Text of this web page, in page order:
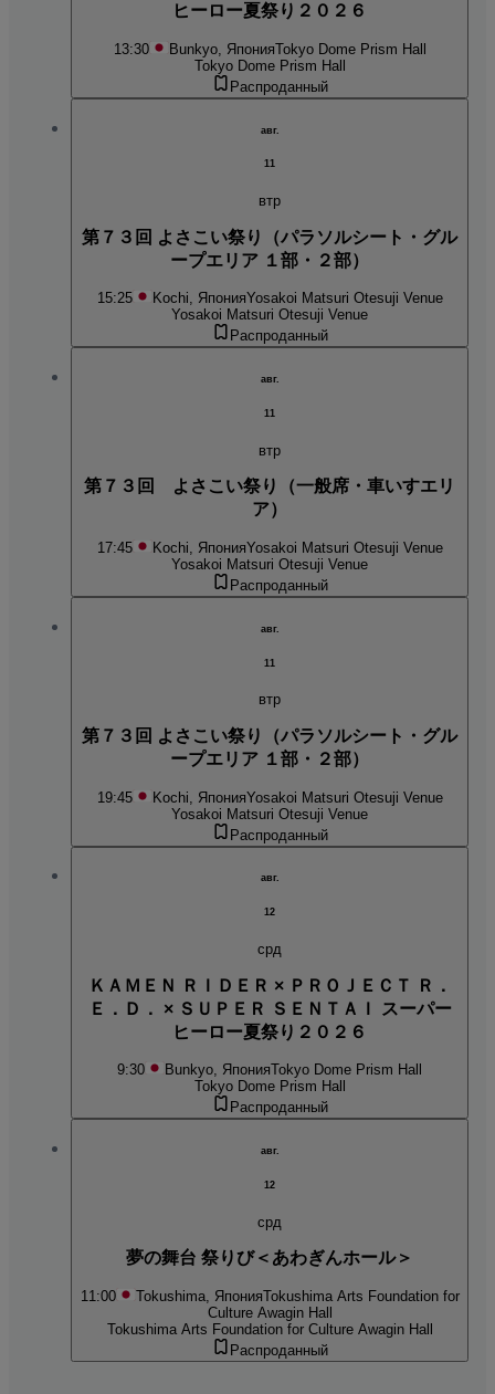
ヒーロー夏祭り２０２６
13:30 Bunkyo, ЯпонияTokyo Dome Prism Hall
Tokyo Dome Prism Hall
Распроданный
авг.
11
втр
第７３回 よさこい祭り（パラソルシート・グル
ープエリア １部・２部）
15:25 Kochi, ЯпонияYosakoi Matsuri Otesuji Venue
Yosakoi Matsuri Otesuji Venue
Распроданный
авг.
11
втр
第７３回 よさこい祭り（一般席・車いすエリ
ア）
17:45 Kochi, ЯпонияYosakoi Matsuri Otesuji Venue
Yosakoi Matsuri Otesuji Venue
Распроданный
авг.
11
втр
第７３回 よさこい祭り（パラソルシート・グル
ープエリア １部・２部）
19:45 Kochi, ЯпонияYosakoi Matsuri Otesuji Venue
Yosakoi Matsuri Otesuji Venue
Распроданный
авг.
12
срд
ＫＡＭＥＮ ＲＩＤＥＲ × ＰＲＯＪＥＣＴ Ｒ．
Ｅ．Ｄ． × ＳＵＰＥＲ ＳＥＮＴＡＩ スーパー
ヒーロー夏祭り２０２６
9:30 Bunkyo, ЯпонияTokyo Dome Prism Hall
Tokyo Dome Prism Hall
Распроданный
авг.
12
срд
夢の舞台 祭りび＜あわぎんホール＞
11:00 Tokushima, ЯпонияTokushima Arts Foundation for
Culture Awagin Hall
Tokushima Arts Foundation for Culture Awagin Hall
Распроданный